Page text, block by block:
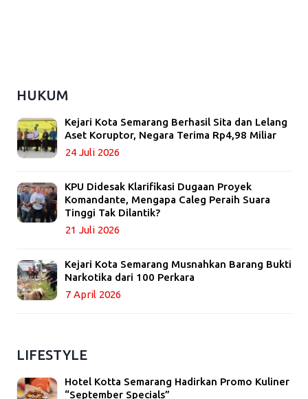
HUKUM
Kejari Kota Semarang Berhasil Sita dan Lelang
Aset Koruptor, Negara Terima Rp4,98 Miliar
24 Juli 2026
KPU Didesak Klarifikasi Dugaan Proyek
Komandante, Mengapa Caleg Peraih Suara
Tinggi Tak Dilantik?
21 Juli 2026
Kejari Kota Semarang Musnahkan Barang Bukti
Narkotika dari 100 Perkara
7 April 2026
LIFESTYLE
Hotel Kotta Semarang Hadirkan Promo Kuliner
“September Specials”